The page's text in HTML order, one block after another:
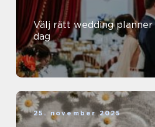
Välj rätt wedding
dag
25. november 2025